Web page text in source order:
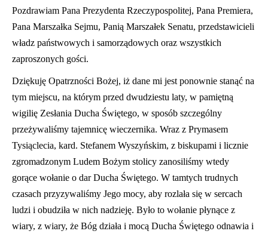
Pozdrawiam Pana Prezydenta Rzeczypospolitej, Pana Premiera,
Pana Marszałka Sejmu, Panią Marszałek Senatu, przedstawicieli
władz państwowych i samorządowych oraz wszystkich
zaproszonych gości.
Dziękuję Opatrzności Bożej, iż dane mi jest ponownie stanąć na
tym miejscu, na którym przed dwudziestu laty, w pamiętną
wigilię Zesłania Ducha Świętego, w sposób szczególny
przeżywaliśmy tajemnicę wieczernika. Wraz z Prymasem
Tysiąclecia, kard. Stefanem Wyszyńskim, z biskupami i licznie
zgromadzonym Ludem Bożym stolicy zanosiliśmy wtedy
gorące wołanie o dar Ducha Świętego. W tamtych trudnych
czasach przyzywaliśmy Jego mocy, aby rozlała się w sercach
ludzi i obudziła w nich nadzieję. Było to wołanie płynące z
wiary, z wiary, że Bóg działa i mocą Ducha Świętego odnawia i